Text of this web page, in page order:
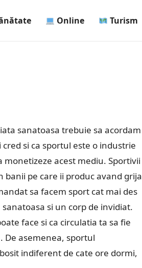
Online Turism
sanatoasa trebuie sa acordam
si ca sportul este o industrie
acest mediu. Sportivii
pe care ii produc avand grija
sa facem sport cat mai des
si un corp de invidiat.
face si ca circulatia ta sa fie
De asemenea, sportul
indiferent de cate ore dormi,